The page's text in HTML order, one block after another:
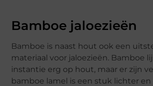
Bamboe jaloezieën
Bamboe is naast hout ook een
materiaal voor jaloezieën. Bamboe
instantie erg op hout, maar er zijn
bamboe lamel is een stuk lichter